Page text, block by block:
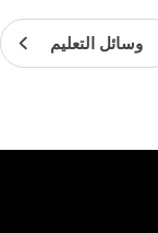
وسائل التعليم